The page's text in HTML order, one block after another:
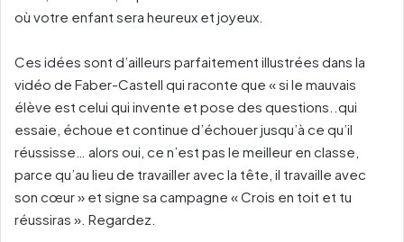
où votre enfant sera heureux et joyeux.
Ces idées sont d’ailleurs parfaitement illustrées dans la
vidéo de Faber-Castell qui raconte que « si le mauvais
élève est celui qui invente et pose des questions..qui
essaie, échoue et continue d’échouer jusqu’à ce qu’il
réussisse… alors oui, ce n’est pas le meilleur en classe,
parce qu’au lieu de travailler avec la tête, il travaille avec
son cœur » et signe sa campagne « Crois en toit et tu
réussiras ». Regardez.